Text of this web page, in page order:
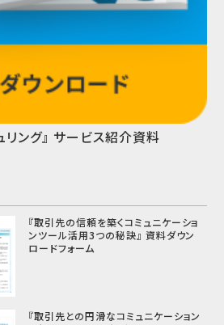
ング』 サービス紹介資料
『取引先の信頼を築くコミュニケーショ
ンツール活用3つの秘訣』 資料ダウン
ロードフォーム
『取引先との円滑なコミュニケーション